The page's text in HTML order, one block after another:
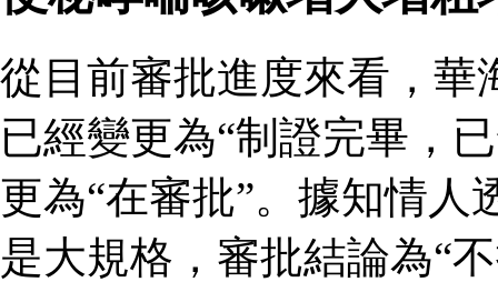
從目前審批進度來看，華
已經變更為“制證完畢，
更為“在審批”。據知情
是大規格，審批結論為“